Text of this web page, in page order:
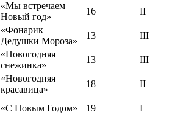
«Мы встречаем
Новый год»
16 II
«Фонарик
Дедушки Мороза»
13 III
«Новогодняя
снежинка»
13 III
«Новогодняя
красавица»
18 II
«С Новым Годом» 19 I